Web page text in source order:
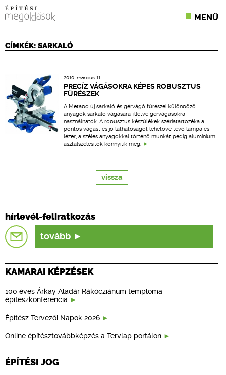
MENÜ
KONFERENCIÁK
CPR TERMÉKKIÍRÁS
ÉPÍTÉSI JOG
ONLINE KÉPZÉSEK
TERVEZÉSI SEGÉDLETEK
CÍMKÉK: SARKALÓ
2010. március 11.
PRECÍZ VÁGÁSOKRA KÉPES ROBUSZTUS
FŰRÉSZEK
A Metabo új sarkaló és gérvágó fűrészei különböző
anyagok sarkaló vágására, illetve gérvágásokra
használhatók. A robusztus készülékek szériatartozéka a
pontos vágást és jó láthatóságot lehetővé tevő lámpa és
lézer, a széles anyagokkal történő munkát pedig alumínium
asztalszélesítők könnyítik meg.
vissza
hírlevél-feliratkozás
tovább
KAMARAI KÉPZÉSEK
100 éves Árkay Aladár Rákócziánum temploma
építészkonferencia
Építész Tervezői Napok 2026
Online építésztovábbképzés a Tervlap portálon
ÉPÍTÉSI JOG